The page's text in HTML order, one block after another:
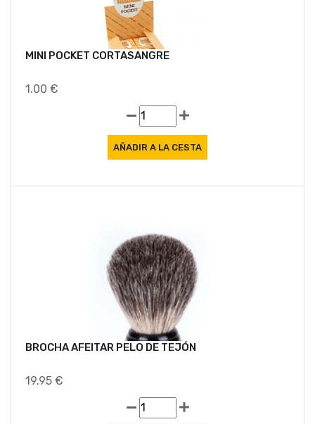
MINI POCKET CORTASANGRE
1.00 €
BROCHA AFEITAR PELO DE TEJÓN
19.95 €